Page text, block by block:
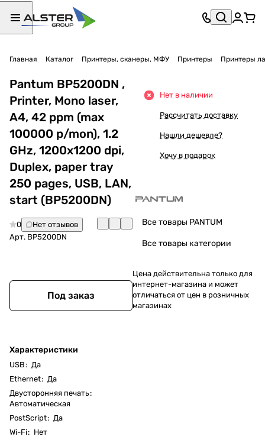
Главная Каталог Принтеры, сканеры, МФУ Принтеры Принтеры
Pantum BP5200DN ,
Printer, Mono laser,
A4, 42 ppm (max
100000 p/mon), 1.2
GHz, 1200x1200 dpi,
Duplex, paper tray
250 pages, USB, LAN,
start (BP5200DN)
0
Нет отзывов
Арт. BP5200DN
Под заказ
Характеристики
USB: Да
Ethernet: Да
Двусторонняя печать:
Автоматическая
PostScript: Да
Wi-Fi: Нет
Нет в наличии
Рассчитать доставку
Нашли дешевле?
Хочу в подарок
Все товары PANTUM
Все товары категории
Цена действительна только для
интернет-магазина и может
отличаться от цен в розничных
магазинах